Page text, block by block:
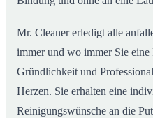
Mr. Cleaner erledigt alle
immer und wo immer Sie eine
Gründlichkeit und
Herzen. Sie erhalten eine
Reinigungswünsche an die